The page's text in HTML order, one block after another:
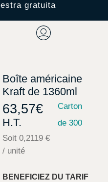
gratuita
Boîte américaine
Kraft de 1360ml
63,57€
H.T.
Soit 0,2119 €
/ unité
Carton
de 300
BENEFICIEZ DU TARIF